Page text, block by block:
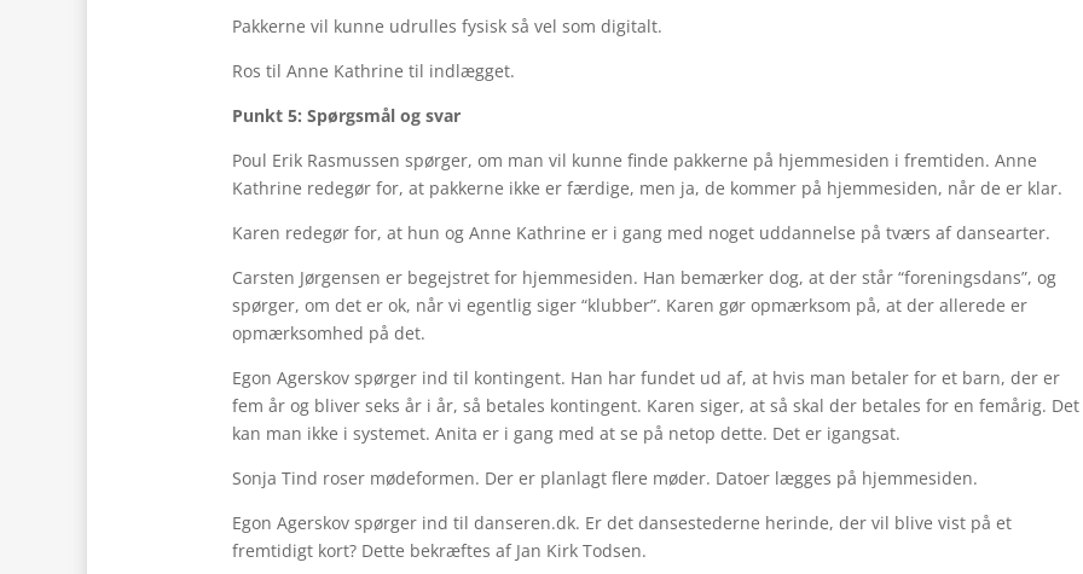
Pakkerne vil kunne udrulles fysisk så vel som digitalt.
Ros til Anne Kathrine til indlægget.
Punkt 5: Spørgsmål og svar
Poul Erik Rasmussen spørger, om man vil kunne finde pakkerne på hjemmesiden i fremtiden. Anne
Kathrine redegør for, at pakkerne ikke er færdige, men ja, de kommer på hjemmesiden, når de er klar.
Karen redegør for, at hun og Anne Kathrine er i gang med noget uddannelse på tværs af dansearter.
Carsten Jørgensen er begejstret for hjemmesiden. Han bemærker dog, at der står “foreningsdans”, og
spørger, om det er ok, når vi egentlig siger “klubber”. Karen gør opmærksom på, at der allerede er
opmærksomhed på det.
Egon Agerskov spørger ind til kontingent. Han har fundet ud af, at hvis man betaler for et barn, der er
fem år og bliver seks år i år, så betales kontingent. Karen siger, at så skal der betales for en femårig. Det
kan man ikke i systemet. Anita er i gang med at se på netop dette. Det er igangsat.
Sonja Tind roser mødeformen. Der er planlagt flere møder. Datoer lægges på hjemmesiden.
Egon Agerskov spørger ind til danseren.dk. Er det dansestederne herinde, der vil blive vist på et
fremtidigt kort? Dette bekræftes af Jan Kirk Todsen.